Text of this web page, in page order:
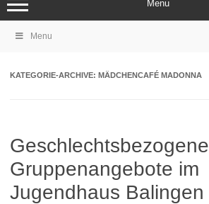
Menu
Menu
KATEGORIE-ARCHIVE: MÄDCHENCAFÉ MADONNA
Geschlechtsbezogene
Gruppenangebote im
Jugendhaus Balingen